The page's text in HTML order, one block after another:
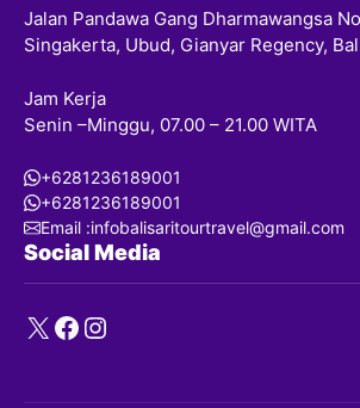
Jalan Pandawa Gang Dharmawangsa
Singakerta, Ubud, Gianyar Regency,
Jam Kerja
Senin –Minggu, 07.00 – 21.00 WITA
+6281236189001
+6281236189001
Email :infobalisaritourtravel@gmail.com
Social Media
X Facebook
Instagram